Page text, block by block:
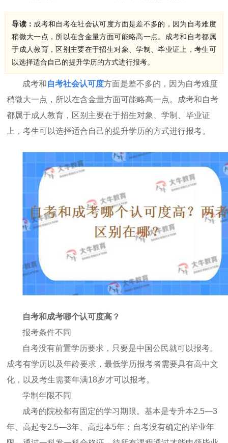
导读： 成考和自考在社会认可度方面是差不多的，因为自考难度
稍微大一点，所以在含金量方面可能略高一点。成考和自考都属
于成人教育，区别主要在于招生对象、学制、毕业证上，考生可
以选择适合自己的提升学历的方式进行报考。
成考和自考社会认可度方面是差不多的，因为自考难度
稍微大一点，所以在含金量方面可能略高一点。成考和自考
都属于成人教育，区别主要在于招生对象、学制、毕业证
上，考生可以选择适合自己的提升学历的方式进行报考。
自考和成考哪个认可度高？
报考条件不同
自考没有前置学历要求，只要是中国公民就可以报考。
成考有学历以及年龄要求，最低学历报考者需要具有高中文
化 ，以及考生需要年满18岁才可以报考。
学制年限不同
成考的院校都有固定的学习期限。基本是专升本2.5—3
年、高起专2.5—3年、高起本5年； 自考没有确定的毕业年